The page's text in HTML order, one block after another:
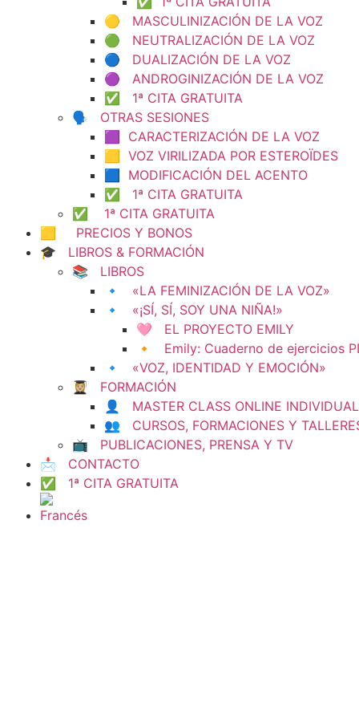
🟡 MASCULINIZACIÓN DE LA VOZ
🟢 NEUTRALIZACIÓN DE LA VOZ
🔵 DUALIZACIÓN DE LA VOZ
🟣 ANDROGINIZACIÓN DE LA VOZ
✅ 1ª CITA GRATUITA
🗣️ OTRAS SESIONES
🟪 CARACTERIZACIÓN DE LA VOZ
🟨 VOZ VIRILIZADA POR ESTEROÏDES
🟦 MODIFICACIÓN DEL ACENTO
✅ 1ª CITA GRATUITA
✅ 1ª CITA GRATUITA
🟨 PRECIOS Y BONOS
🎓 LIBROS & FORMACIÓN
📚 LIBROS
🔹 «LA FEMINIZACIÓN DE LA VOZ»
🔹 «¡SÍ, SÍ, SOY UNA NIÑA!»
🩷 EL PROYECTO EMILY
🔸 Emily: Cuaderno de ejercicios
🔹 «VOZ, IDENTIDAD Y EMOCIÓN»
👩🏼‍🎓 FORMACIÓN
👤 MASTER CLASS ONLINE INDIVIDUAL
👥 CURSOS, FORMACIONES Y
📺 PUBLICACIONES, PRENSA Y TV
📩 CONTACTO
✅ 1ª CITA GRATUITA